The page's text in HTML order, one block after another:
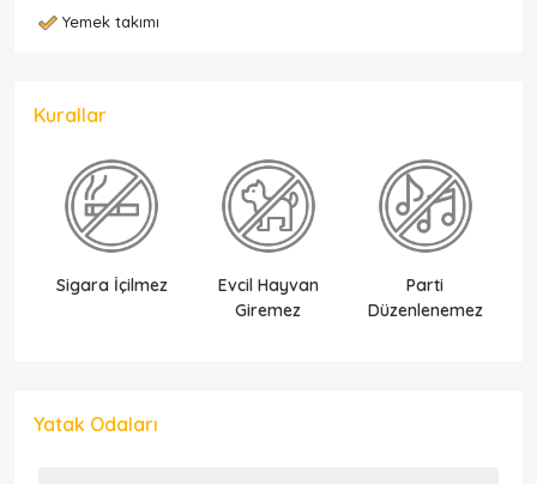
Yemek takımı
Kurallar
Sigara İçilmez
Evcil Hayvan
Giremez
Parti
Düzenlenemez
Yatak Odaları